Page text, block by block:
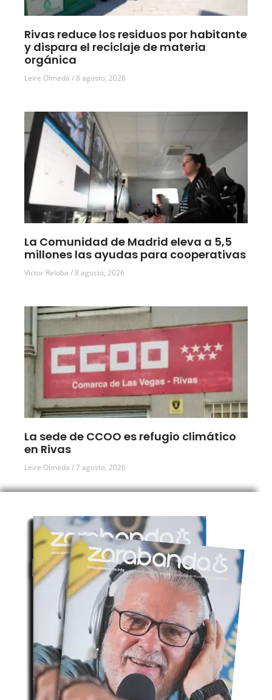
Rivas reduce los residuos por habitante
y dispara el reciclaje de materia
orgánica
Leire Olmeda 8 agosto, 2026
La Comunidad de Madrid eleva a 5,5
millones las ayudas para cooperativas
Víctor Reloba 8 agosto, 2026
La sede de CCOO es refugio climático
en Rivas
Leire Olmeda 7 agosto, 2026